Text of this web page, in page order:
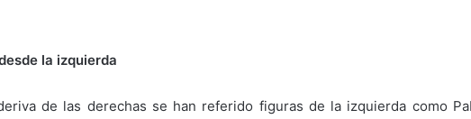
la izquierda
de las derechas se han referido figuras de la izquierda como